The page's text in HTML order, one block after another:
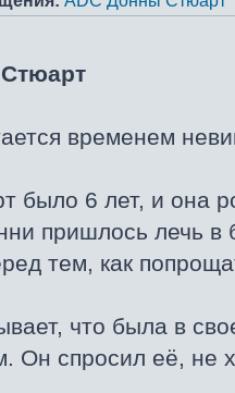
временем
было 6 лет, и она
пришлось лечь в
тем, как
что была в
Он спросил её, не